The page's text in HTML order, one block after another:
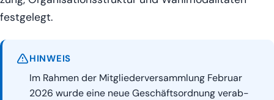
festgelegt.
HIN­WEIS
Im Rah­men der Mit­glie­der­ver­samm­lung Febru­ar
2026 wur­de eine neue Geschäfts­ord­nung ver­ab­